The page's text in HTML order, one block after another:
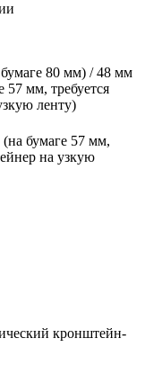
80 мм) / 48 мм
57 мм, требуется
ленту)
бумаге 57 мм,
на узкую
кронштейн-